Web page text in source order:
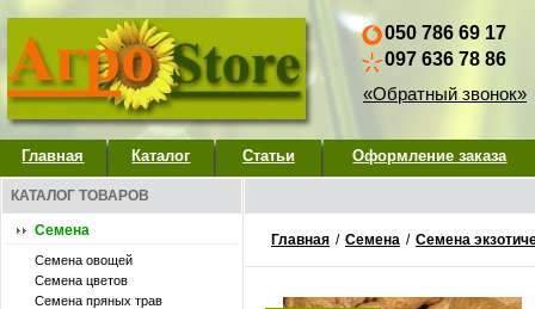
050 786 69 17
097 636 78 86
«Обратный звонок»
Главная Каталог Статьи Оформление заказа
КАТАЛОГ ТОВАРОВ
Семена
Семена овощей
Семена цветов
Семена пряных трав
Главная / Семена / Семена